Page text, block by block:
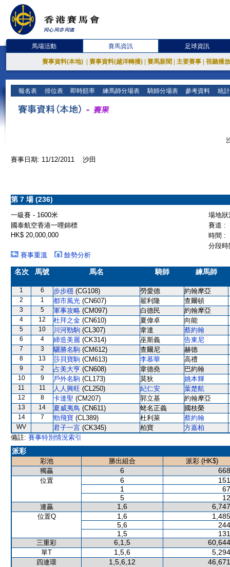
馬場活動 賽馬資訊 足球資訊
賽事資料(本地) 賽事資料(越洋轉播) 賽馬新聞 主要賽事 視聽播
報名表 排位表 即時賠率 練馬師分場表 騎師分場表 參考資料 統
賽事日期: 11/12/2011 沙田
第 7 場 (236)
一級賽 - 1600米
場地
國泰航空香港一哩錦標
賽道 :
HK$ 20,000,000
時間 :
分段
賽事重溫
餘勢分析
名次 馬號 馬名 騎師 練馬師
1 6 步步穩 (CG108) 勞愛德 約翰摩亞
2 1 都市風光 (CN607) 翟利隆 查爾頓
3 5 軍事攻略 (CM097) 白德民 約翰摩亞
4 12 杜拜之金 (CN610) 夏偉卓 向能
5 10 川河勁駒 (CL307) 韋達 蔡約翰
6 4 締造美麗 (CK314) 巫斯義 告東尼
7 3 驪勝名駒 (CM612) 查爾尼 赫德
8 13 莎貝寶駒 (CM613) 李慕華 高禮
9 2 占美大亨 (CN608) 韋德堯 巴約翰
10 9 戶外名駒 (CL173) 莫狄 姚本輝
11 11 人人興旺 (CL250) 紀仁安 葉楚航
12 8 卡達聖 (CM207) 郭立基 約翰摩亞
13 14 夏威夷鳥 (CN611) 蛯名正義 國枝榮
14 7 勁飛寶 (CL389) 杜利萊 蔡約翰
WV 君子一言 (CK345) 柏寶
方嘉柏
備註: 賽事特別情況索引
派彩
彩池 勝出組合
派彩 (HK$)
獨贏
6
位置 6
1
5
連贏 1,6
位置Q 1,6
5,6
1,5
三重彩 6,1,5
單T 1,5,6
四連環 1,5,6,12